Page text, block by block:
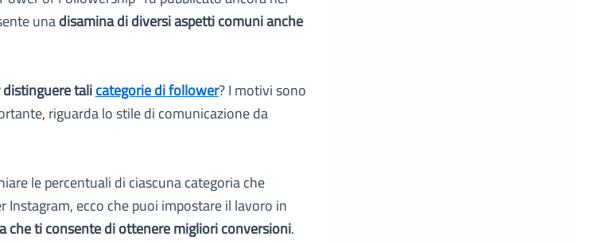
unadisamina di diversi aspetti comuni anche
distinguere talicategorie di follower? I motivi sono
riguarda lo stile di comunicazione da
le percentuali di ciascuna categoria che
Instagram, ecco che puoi impostare il lavoro in
che ti consente di ottenere migliori conversioni.